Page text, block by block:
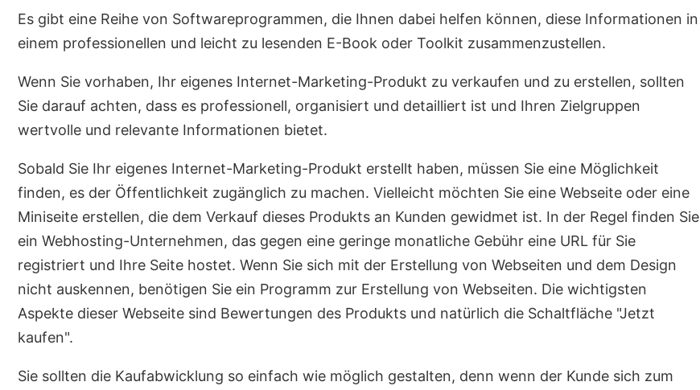
Es gibt eine Reihe von Softwareprogrammen, die Ihnen dabei helfen können, diese Informationen in
einem professionellen und leicht zu lesenden E-Book oder Toolkit zusammenzustellen.
Wenn Sie vorhaben, Ihr eigenes Internet-Marketing-Produkt zu verkaufen und zu erstellen, sollten
Sie darauf achten, dass es professionell, organisiert und detailliert ist und Ihren Zielgruppen
wertvolle und relevante Informationen bietet.
Sobald Sie Ihr eigenes Internet-Marketing-Produkt erstellt haben, müssen Sie eine Möglichkeit
finden, es der Öffentlichkeit zugänglich zu machen. Vielleicht möchten Sie eine Webseite oder eine
Miniseite erstellen, die dem Verkauf dieses Produkts an Kunden gewidmet ist. In der Regel finden Sie
ein Webhosting-Unternehmen, das gegen eine geringe monatliche Gebühr eine URL für Sie
registriert und Ihre Seite hostet. Wenn Sie sich mit der Erstellung von Webseiten und dem Design
nicht auskennen, benötigen Sie ein Programm zur Erstellung von Webseiten. Die wichtigsten
Aspekte dieser Webseite sind Bewertungen des Produkts und natürlich die Schaltfläche "Jetzt
kaufen".
Sie sollten die Kaufabwicklung so einfach wie möglich gestalten, denn wenn der Kunde sich zum